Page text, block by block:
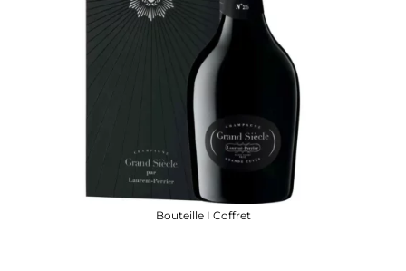
Bouteille I Coffret